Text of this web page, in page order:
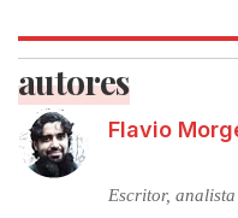
autores
Flavio
Escritor,